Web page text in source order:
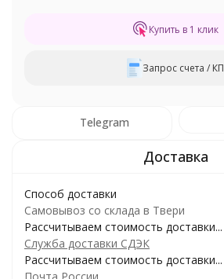
Купить в 1 клик
Запрос счета / КП
Telegram
Способ доставки
Самовывоз со склада в Твери
Рассчитываем стоимость доставки...
Служба доставки СДЭК
Рассчитываем стоимость доставки...